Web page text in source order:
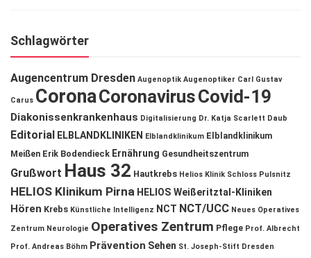
Schlagwörter
Augencentrum Dresden Augenoptik Augenoptiker Carl Gustav
Carus CoronaCoronavirusCovid-19
Diakonissenkrankenhaus Digitalisierung Dr. Katja Scarlett Daub
Editorial ELBLANDKLINIKEN Elblandklinikum Elblandklinikum
Meißen Erik Bodendieck Ernährung Gesundheitszentrum
Grußwort Haus 32 Hautkrebs Helios Klinik Schloss Pulsnitz
HELIOS Klinikum Pirna HELIOS Weißeritztal-Kliniken
Hören Krebs Künstliche Intelligenz NCT NCT/UCC Neues Operatives
Zentrum Neurologie Operatives Zentrum Pflege Prof. Albrecht
Prof. Andreas Böhm Prävention Sehen St. Joseph-Stift Dresden